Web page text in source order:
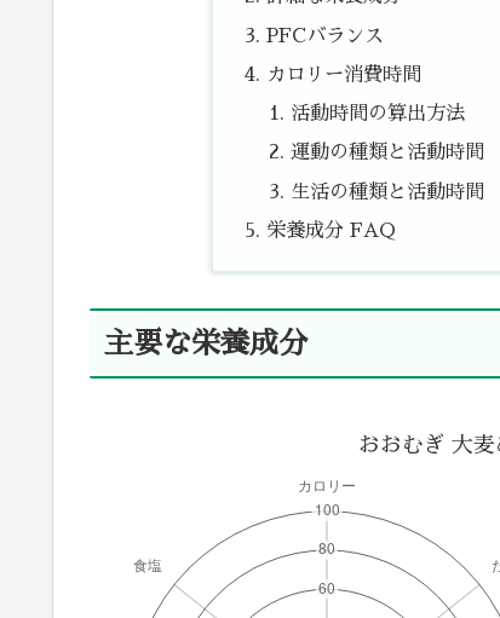
PFCバランス
カロリー消費時間
活動時間の算出方法
運動の種類と活動時間
生活の種類と活動時間
栄養成分 FAQ
主要な栄養成分
おおむぎ 大麦